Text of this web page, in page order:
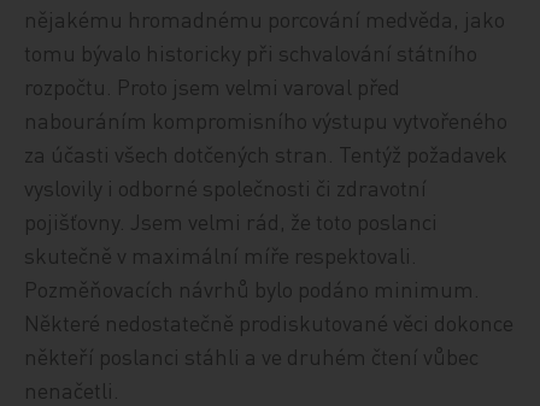
nějakému hromadnému porcování medvěda, jako
tomu bývalo historicky při schvalování státního
rozpočtu. Proto jsem velmi varoval před
nabouráním kompromisního výstupu vytvořeného
za účasti všech dotčených stran. Tentýž požadavek
vyslovily i odborné společnosti či zdravotní
pojišťovny. Jsem velmi rád, že toto poslanci
skutečně v maximální míře respektovali.
Pozměňovacích návrhů bylo podáno minimum.
Některé nedostatečně prodiskutované věci dokonce
někteří poslanci stáhli a ve druhém čtení vůbec
nenačetli.